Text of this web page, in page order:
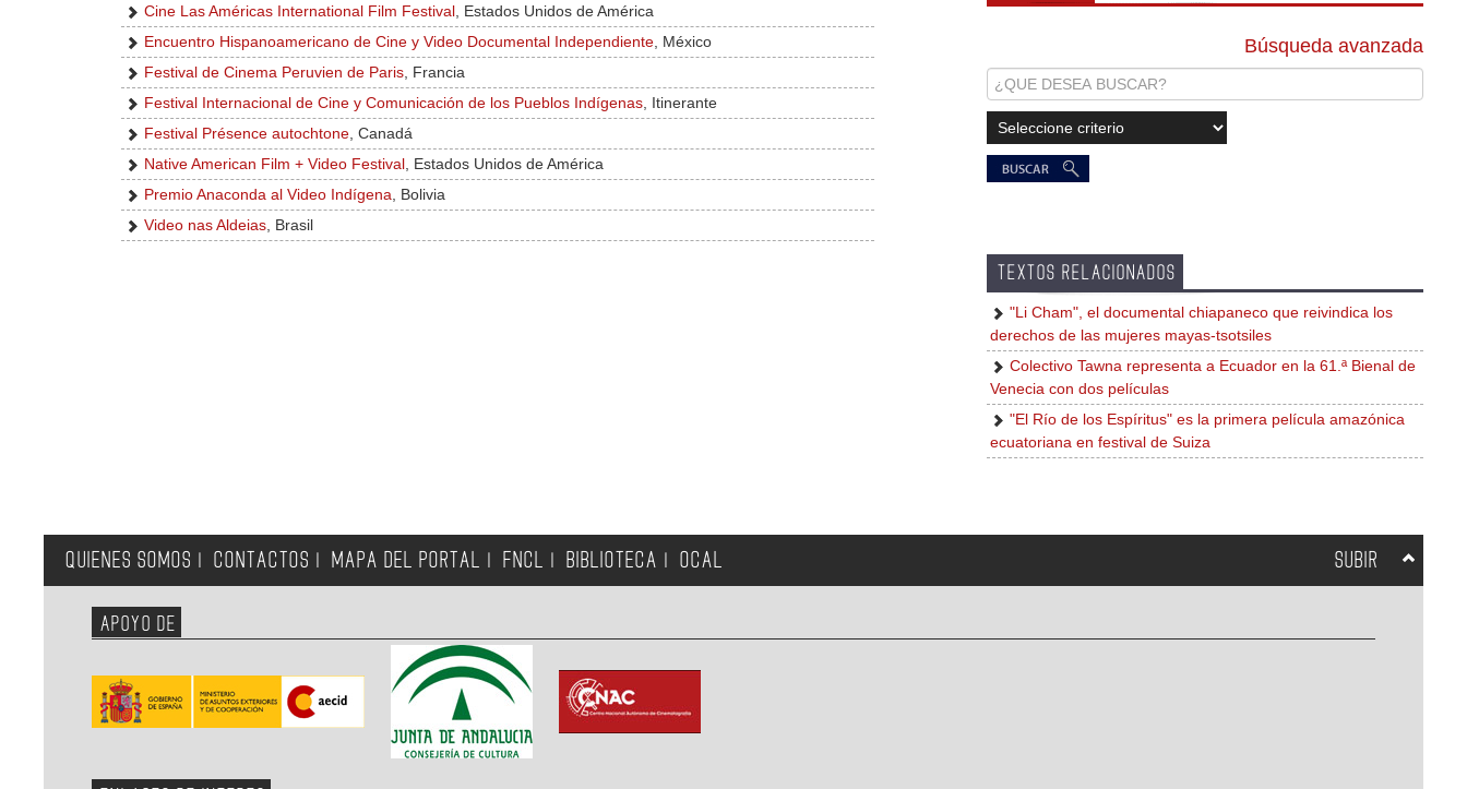
Cine Las Américas International Film Festival , Estados Unidos de América
Encuentro Hispanoamericano de Cine y Video Documental Independiente, México
Festival de Cinema Peruvien de Paris, Francia
Festival Internacional de Cine y Comunicación de los Pueblos Indígenas, Itinerante
Festival Présence autochtone, Canadá
Native American Film + Video Festival , Estados Unidos de América
Premio Anaconda al Video Indígena, Bolivia
Video nas Aldeias, Brasil
Búsqueda avanzada
TEXTOS RELACIONADOS
"Li Cham", el documental chiapaneco que reivindica los
derechos de las mujeres mayas-tsotsiles
Colectivo Tawna representa a Ecuador en la 61.ª Bienal de
Venecia con dos películas
"El Río de los Espíritus" es la primera película amazónica
ecuatoriana en festival de Suiza
QUIENES SOMOS CONTACTOS MAPA DEL PORTAL FNCL BIBLIOTECA OCAL SUBIR
APOYO DE